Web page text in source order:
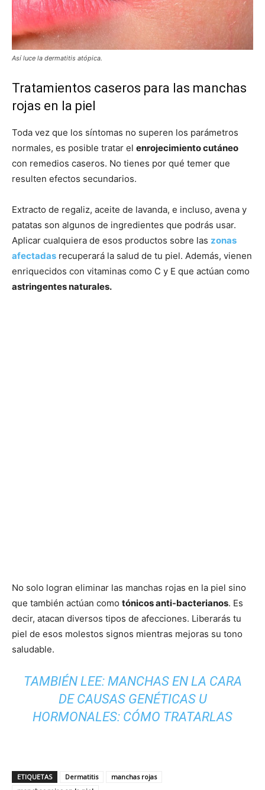
Así luce la dermatitis atópica.
Tratamientos caseros para las manchas
rojas en la piel
Toda vez que los síntomas no superen los parámetros
normales, es posible tratar el enrojecimiento cutáneo
con remedios caseros. No tienes por qué temer que
resulten efectos secundarios.
Extracto de regaliz, aceite de lavanda, e incluso, avena y
patatas son algunos de ingredientes que podrás usar.
Aplicar cualquiera de esos productos sobre las zonas
afectadas recuperará la salud de tu piel. Además, vienen
enriquecidos con vitaminas como C y E que actúan como
astringentes naturales.
No solo logran eliminar las manchas rojas en la piel sino
que también actúan como tónicos anti-bacterianos. Es
decir, atacan diversos tipos de afecciones. Liberarás tu
piel de esos molestos signos mientras mejoras su tono
saludable.
TAMBIÉN LEE: MANCHAS EN LA CARA
DE CAUSAS GENÉTICAS U
HORMONALES: CÓMO TRATARLAS
ETIQUETAS Dermatitis
manchas rojas